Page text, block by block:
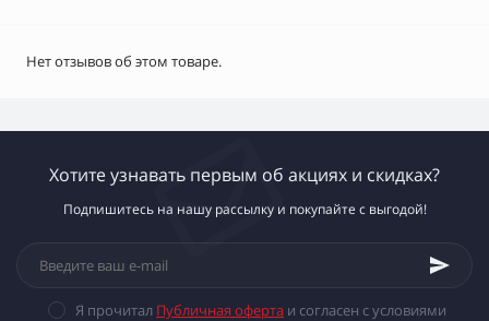
Нет отзывов об этом товаре.
Хотите узнавать первым об акциях и скидках?
Подпишитесь на нашу рассылку и покупайте с выгодой!
Я прочитал Публичная оферта и согласен с условиями